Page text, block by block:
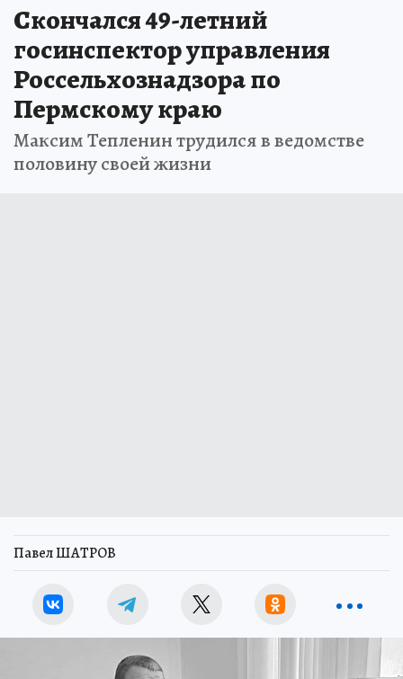
Скончался 49-летний
госинспектор управления
Россельхознадзора по
Пермскому краю
Максим Тепленин трудился в ведомстве
половину своей жизни
Павел ШАТРОВ